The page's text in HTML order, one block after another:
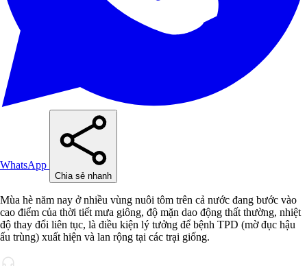
WhatsApp
Chia sẻ nhanh
Mùa hè năm nay ở nhiều vùng nuôi tôm trên cả nước đang bước vào
cao điểm của thời tiết mưa giông, độ mặn dao động thất thường, nhiệt
độ thay đổi liên tục, là điều kiện lý tưởng để bệnh TPD (mờ đục hậu
ấu trùng) xuất hiện và lan rộng tại các trại giống.